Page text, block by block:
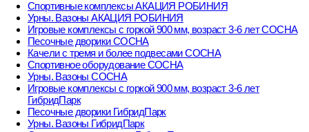
Спортивные комплексы АКАЦИЯ РОБИНИЯ
Урны. Вазоны АКАЦИЯ РОБИНИЯ
Игровые комплексы с горкой 900 мм, возраст 3-6 лет СОСНА
Песочные дворики СОСНА
Качели с тремя и более подвесами СОСНА
Спортивное оборудование СОСНА
Урны. Вазоны СОСНА
Игровые комплексы с горкой 900 мм, возраст 3-6 лет
ГибридПарк
Песочные дворики ГибридПарк
Урны. Вазоны ГибридПарк